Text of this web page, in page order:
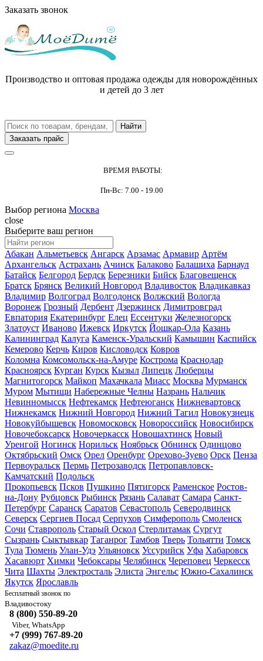
Заказать звонок
Производство и оптовая продажа одежды для новорождённых
и детей до 3 лет
Заказать прайс
ВРЕМЯ РАБОТЫ:
Пн-Вс: 7.00 - 19.00
Выбор региона Москва
close
Выберите ваш регион
Абакан Альметьевск Ангарск Арзамас Армавир Артём
Архангельск Астрахань Ачинск Балаково Балашиха Барнаул
Батайск Белгород Бердск Березники Бийск Благовещенск
Братск Брянск Великий Новгород Владивосток Владикавказ
Владимир Волгоград Волгодонск Волжский Вологда
Воронеж Грозный Дербент Дзержинск Димитровград
Евпатория Екатеринбург Елец Ессентуки Железногорск
Златоуст Иваново Ижевск Иркутск Йошкар-Ола Казань
Калининград Калуга Каменск-Уральский Камышин Каспийск
Кемерово Керчь Киров Кисловодск Ковров
Коломна Комсомольск-на-Амуре Кострома Краснодар
Красноярск Курган Курск Кызыл Липецк Люберцы
Магнитогорск Майкоп Махачкала Миасс Москва Мурманск
Муром Мытищи Набережные Челны Назрань Нальчик
Невинномысск Нефтекамск Нефтеюганск Нижневартовск
Нижнекамск Нижний Новгород Нижний Тагил Новокузнецк
Новокуйбышевск Новомосковск Новороссийск Новосибирск
Новочебоксарск Новочеркасск Новошахтинск Новый
Уренгой Ногинск Норильск Ноябрьск Обнинск Одинцово
Октябрьский Омск Орел Оренбург Орехово-Зуево Орск Пенза
Первоуральск Пермь Петрозаводск Петропавловск-
Камчатский Подольск
Прокопьевск Псков Пушкино Пятигорск Раменское Ростов-
на-Дону Рубцовск Рыбинск Рязань Салават Самара Санкт-
Петербург Саранск Саратов Севастополь Северодвинск
Северск Сергиев Посад Серпухов Симферополь Смоленск
Сочи Ставрополь Старый Оскол Стерлитамак Сургут
Сызрань Сыктывкар Таганрог Тамбов Тверь Тольятти Томск
Тула Тюмень Улан-Удэ Ульяновск Уссурийск Уфа Хабаровск
Хасавюрт Химки Чебоксары Челябинск Череповец Черкесск
Чита Шахты Электросталь Элиста Энгельс Южно-Сахалинск
Якутск Ярославль
Бесплатный звонок по
Владивостоку
8 (800) 550-89-20
Viber, WhatsApp
+7 (999) 767-89-20
zakaz@moedite.ru